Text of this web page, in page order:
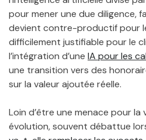
pour mener une due diligence,
devient contre-productif pour
difficilement justifiable pour le
l’intégration d’une IA pour les
une transition vers des
sur la valeur ajoutée réelle.
Loin d’être une menace pour
évolution, souvent débattue